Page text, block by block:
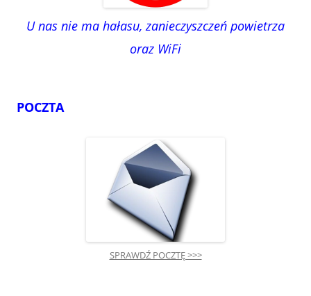
U nas nie ma hałasu, zanieczyszczeń powietrza
oraz WiFi
POCZTA
SPRAWDŹ POCZTĘ >>>